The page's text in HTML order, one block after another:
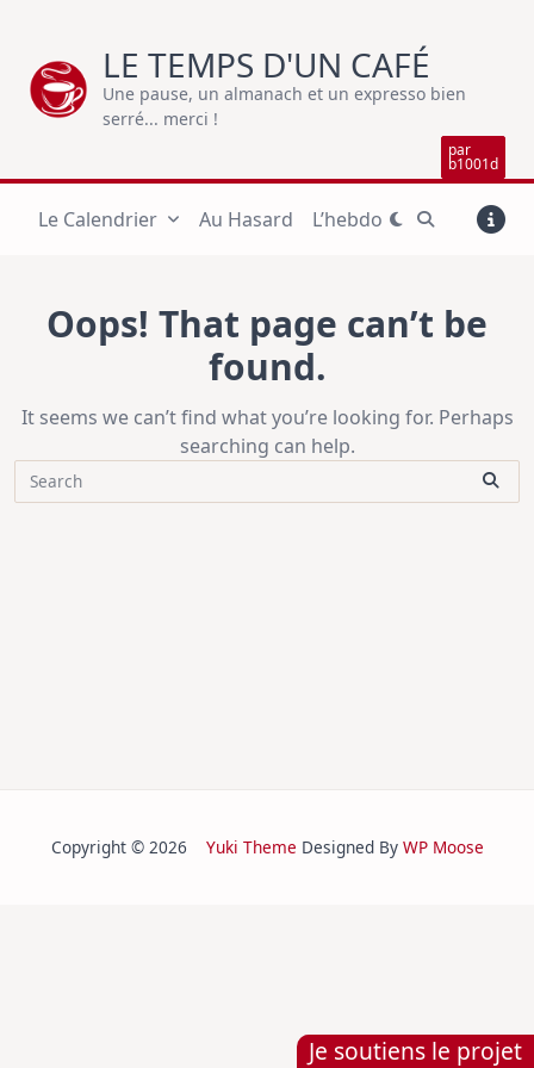
Je soutiens le projet
content
LE TEMPS D'UN CAFÉ
Une pause, un almanach et un expresso bien
serré... merci !
par
b1001d
Le Calendrier Au Hasard L’hebdo
Oops! That page can’t be
found.
It seems we can’t find what you’re looking for. Perhaps
searching can help.
Search
Copyright © 2026 Yuki Theme Designed By WP Moose